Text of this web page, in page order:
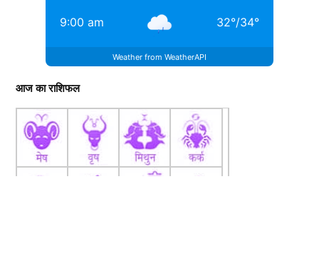
9:00 am 32°/34°
Weather from WeatherAPI
आज का राशिफल